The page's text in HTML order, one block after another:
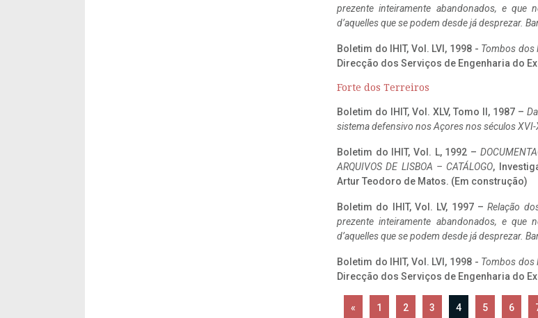
prezente inteiramente abandonados, e que
d’aquelles que se podem desde já desprezar.
Boletim do IHIT, Vol. LVI, 1998 - Tombos dos
Direcção dos Serviços de Engenharia do
Forte dos Terreiros
Boletim do IHIT, Vol. XLV, Tomo II, 1987 –
sistema defensivo nos Açores nos séculos XVI-
Boletim do IHIT, Vol. L, 1992 –
ARQUIVOS DE LISBOA – CATÁLOGO,
Artur Teodoro de Matos. (Em construção)
Boletim do IHIT, Vol. LV, 1997 –Relação
prezente inteiramente abandonados, e que
d’aquelles que se podem desde já desprezar.
Boletim do IHIT, Vol. LVI, 1998 - Tombos dos
Direcção dos Serviços de Engenharia do
« 1 2 3 4 5 6